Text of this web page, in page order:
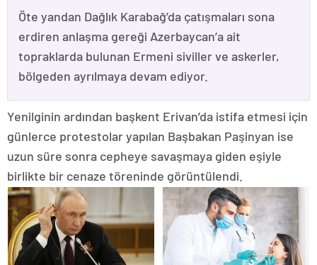
Öte yandan Dağlık Karabağ’da çatışmaları sona
erdiren anlaşma gereği Azerbaycan’a ait
topraklarda bulunan Ermeni siviller ve askerler,
bölgeden ayrılmaya devam ediyor.
Yenilginin ardından başkent Erivan’da istifa etmesi için
günlerce protestolar yapılan Başbakan Paşinyan ise
uzun süre sonra cepheye savaşmaya giden eşiyle
birlikte bir cenaze töreninde görüntülendi.